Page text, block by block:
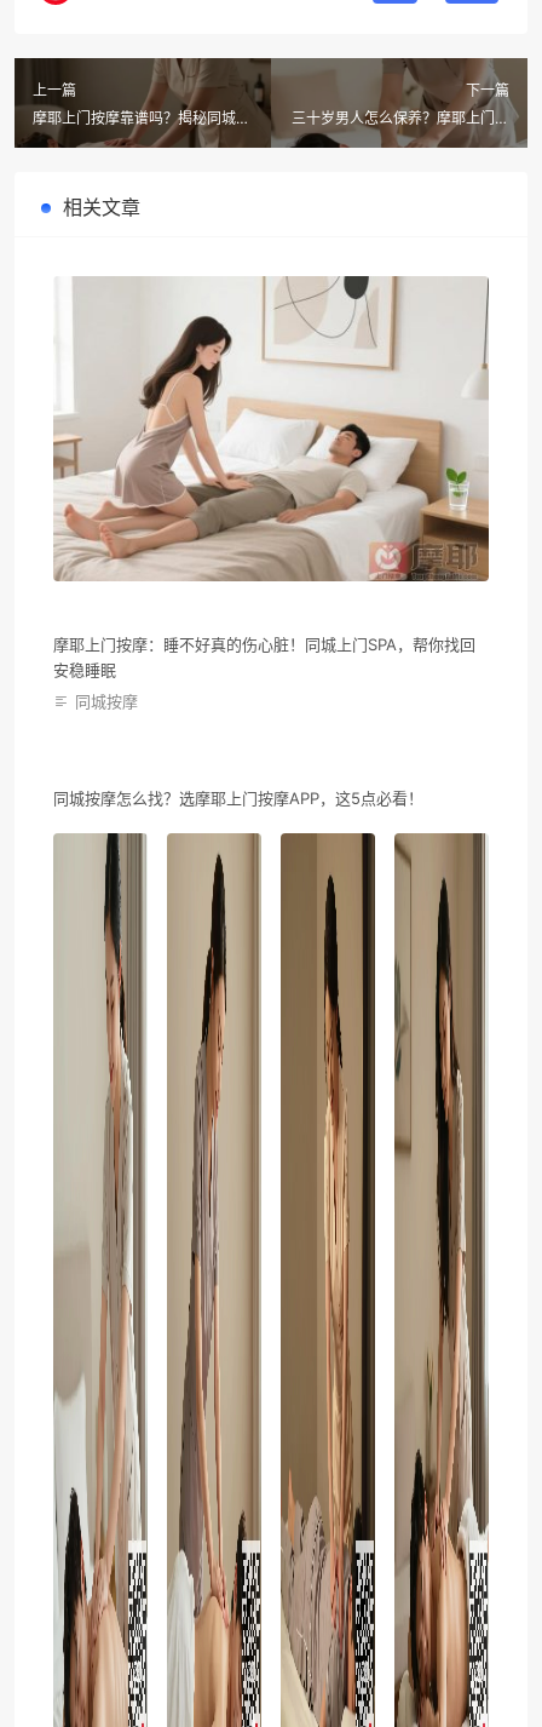
上一篇
摩耶上门按摩靠谱吗？揭秘同城按
摩正规性与全套项目清单
下一篇
三十岁男人怎么保养？摩耶上门按
摩男士SPA项目全解析
相关文章
摩耶上门按摩：睡不好真的伤心脏！同城上门SPA，帮你找回
安稳睡眠
同城按摩
同城按摩怎么找？选摩耶上门按摩APP，这5点必看！